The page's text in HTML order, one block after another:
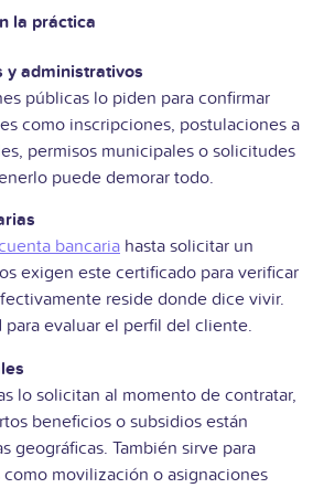
la práctica
y administrativos
públicas lo piden para confirmar
como inscripciones, postulaciones a
permisos municipales o solicitudes
puede demorar todo.
bancaria hasta solicitar un
exigen este certificado para verificar
reside donde dice vivir.
para evaluar el perfil del cliente.
lo solicitan al momento de contratar,
beneficios o subsidios están
geográficas. También sirve para
como movilización o asignaciones